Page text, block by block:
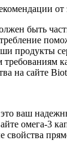
от
быть
продукты
требованиям
на сайте
ваш
омега-3
свойства